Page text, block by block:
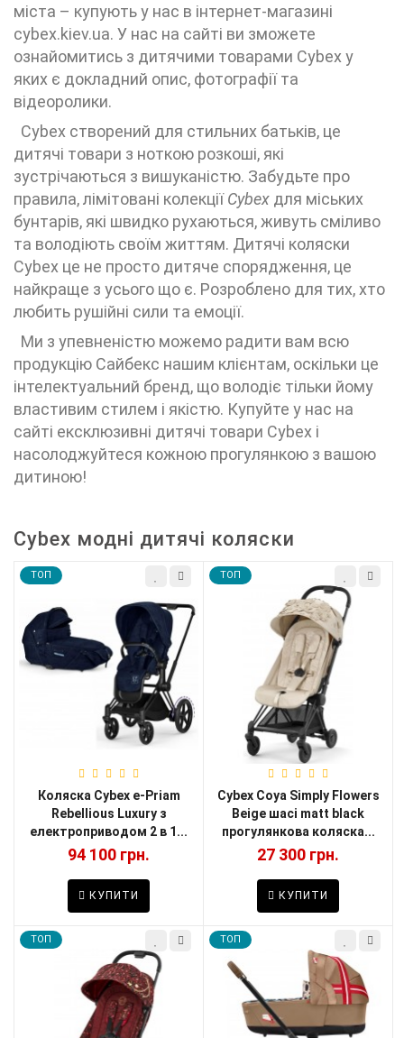
міста – купують у нас в інтернет-магазині
cybex.kiev.ua. У нас на сайті ви зможете
ознайомитись з дитячими товарами Cybex у
яких є докладний опис, фотографії та
відеоролики.
Cybex створений для стильних батьків, це
дитячі товари з ноткою розкоші, які
зустрічаються з вишуканістю. Забудьте про
правила, лімітовані колекціїCybex для міських
бунтарів, які швидко рухаються, живуть сміливо
та володіють своїм життям. Дитячі коляски
Cybex це не просто дитяче спорядження, це
найкраще з усього що є. Розроблено для тих, хто
любить рушійні сили та емоції.
Ми з упевненістю можемо радити вам всю
продукцію Сайбекс нашим клієнтам, оскільки це
інтелектуальний бренд, що володіє тільки йому
властивим стилем і якістю. Купуйте у нас на
сайті ексклюзивні дитячі товари Cybex і
насолоджуйтеся кожною прогулянкою з вашою
дитиною!
Cybex модні дитячі коляски
TOП
Коляска Cybex e-Priam
Rebellious Luxury з
електроприводом 2 в 1...
94 100 грн.
КУПИТИ
TOП
Cybex Coya Simply Flowers
Beige шасі matt black
прогулянкова коляска...
27 300 грн.
КУПИТИ
TOП TOП